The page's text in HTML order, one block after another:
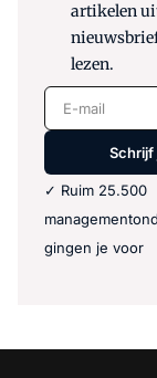
artikelen
lezen.
E-mail
Schrijf
✓ Ruim 25.500
gingen je voor